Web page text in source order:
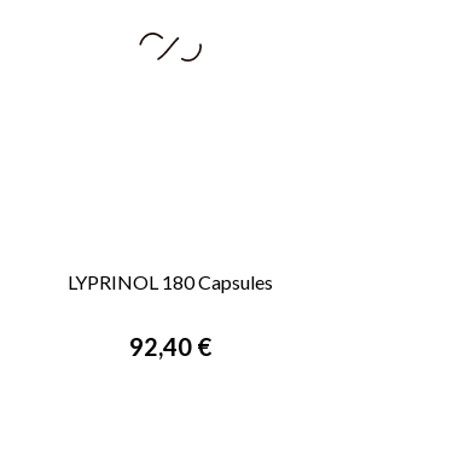
LYPRINOL 180 Capsules
92,40 €